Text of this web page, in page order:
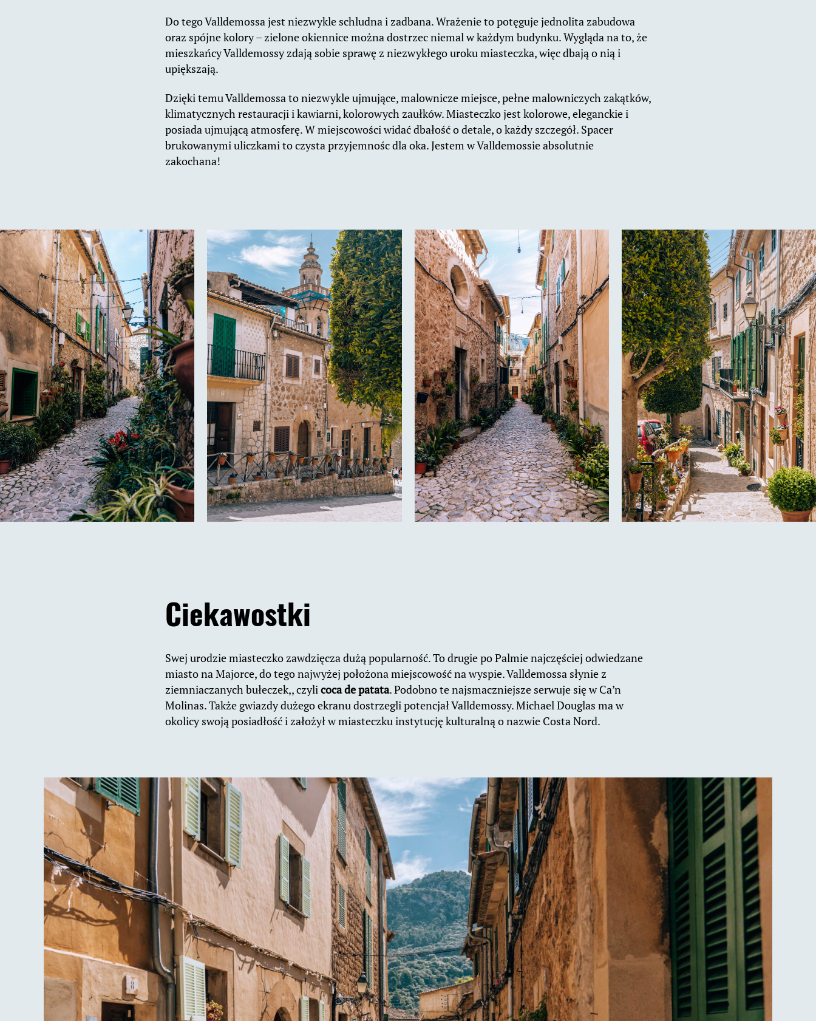
Do tego Valldemossa jest niezwykle schludna i zadbana. Wrażenie to potęguje jednolita zabudowa
oraz spójne kolory – zielone okiennice można dostrzec niemal w każdym budynku. Wygląda na to, że
mieszkańcy Valldemossy zdają sobie sprawę z niezwykłego uroku miasteczka, więc dbają o nią i
upiększają.
Dzięki temu Valldemossa to niezwykle ujmujące, malownicze miejsce, pełne malowniczych zakątków,
klimatycznych restauracji i kawiarni, kolorowych zaułków. Miasteczko jest kolorowe, eleganckie i
posiada ujmującą atmosferę. W miejscowości widać dbałość o detale, o każdy szczegół. Spacer
brukowanymi uliczkami to czysta przyjemnośc dla oka. Jestem w Valldemossie absolutnie
zakochana!
Ciekawostki
Swej urodzie miasteczko zawdzięcza dużą popularność. To drugie po Palmie najczęściej odwiedzane
miasto na Majorce, do tego najwyżej położona miejscowość na wyspie. Valldemossa słynie z
ziemniaczanych bułeczek,, czyli coca de patata. Podobno te najsmaczniejsze serwuje się w Ca’n
Molinas. Także gwiazdy dużego ekranu dostrzegli potencjał Valldemossy. Michael Douglas ma w
okolicy swoją posiadłość i założył w miasteczku instytucję kulturalną o nazwie Costa Nord.